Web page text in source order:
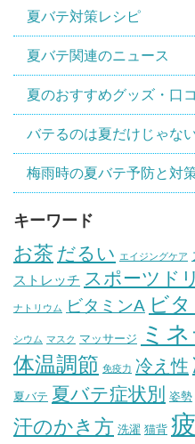
夏バテ対策レシピ
夏バテ関連のニュース
夏のおすすめグッズ・口
バテるのは夏だけじゃない
梅雨時の夏バテ予防と対
キーワード
お茶 だるい エイジングケア
ストレッチ スポーツド
ナトリウム ビタミンA ビ
シウム マスク マッサージ ミ
体温調節 免疫力 冷え性
夏バテ 夏バテ症状別 姿勢
汗のかき方 洗濯 猫背